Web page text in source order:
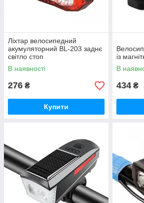
Ліхтар велосипедний
акумуляторний BL-203 заднє
світло стоп
В наявності
276 ₴
Купити
із
В
434 ₴